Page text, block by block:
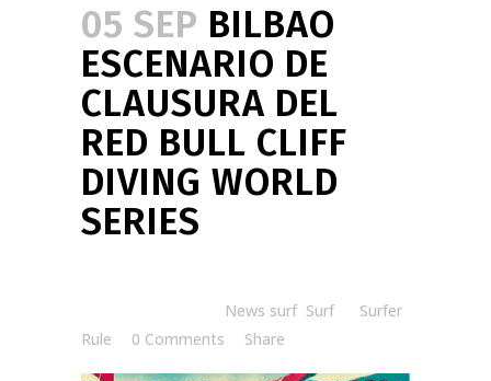
05 SEP BILBAO
ESCENARIO DE
CLAUSURA DEL
RED BULL CLIFF
DIVING WORLD
SERIES
News surf Surf
Surfer
Rule
0 Comments Share